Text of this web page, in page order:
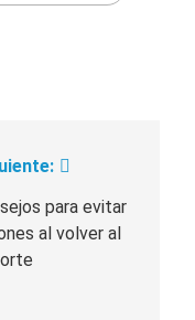
para evitar
al volver al